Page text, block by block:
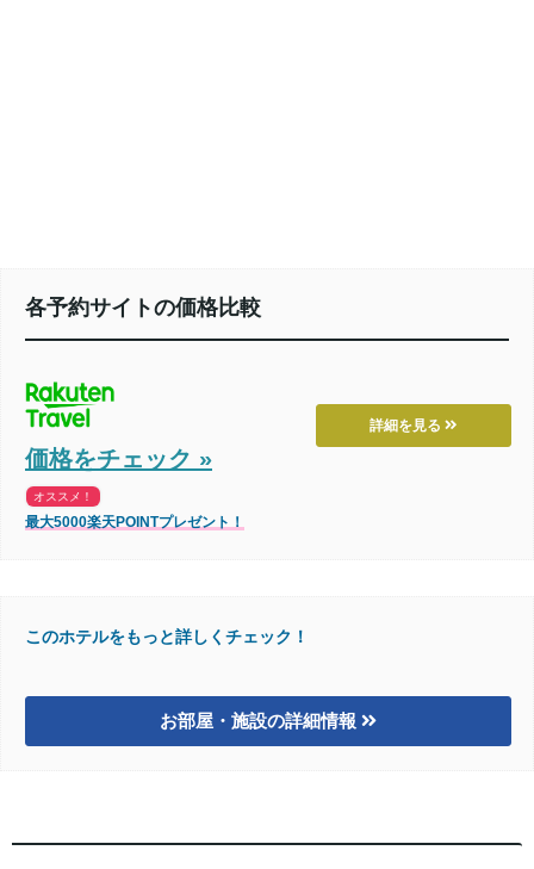
各予約サイトの価格比較
詳細を見る
価格をチェック »
オススメ！
最大5000楽天POINTプレゼント！
このホテルをもっと詳しくチェック！
お部屋・施設の詳細情報